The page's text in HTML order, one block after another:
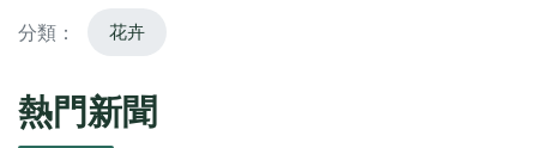
分類： 花卉
熱門新聞